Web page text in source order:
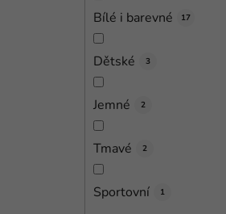
Bílé i barevné 17
Dětské 3
Jemné 2
Tmavé 2
Sportovní 1